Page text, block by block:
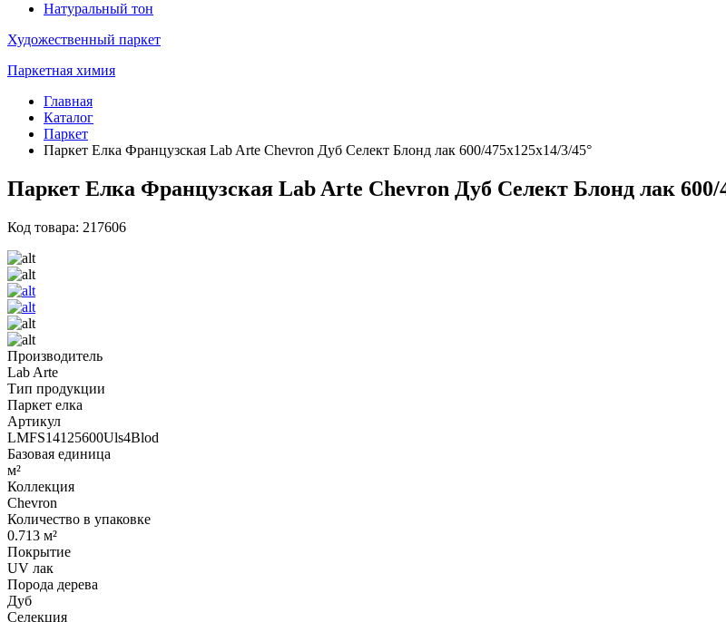
Натуральный тон
Художественный паркет
Паркетная химия
Главная
Каталог
Паркет
Паркет Елка Французская Lab Arte Chevron Дуб Селект Блонд лак 600/475х125х14/3/45°
Паркет Елка Французская Lab Arte Chevron Дуб Селект Блонд лак 600/
Код товара: 217606
Производитель
Lab Arte
Тип продукции
Паркет елка
Артикул
LMFS14125600Uls4Blod
Базовая единица
м²
Коллекция
Chevron
Количество в упаковке
0.713 м²
Покрытие
UV лак
Порода дерева
Дуб
Селекция